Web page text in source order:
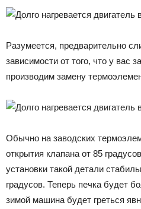
Разумеется, предварительно
зависимости от того, что у вас
производим замену
Обычно на заводских
открытия клапана от 85
установки такой детали
градусов. Теперь печка будет
зимой машина будет греться